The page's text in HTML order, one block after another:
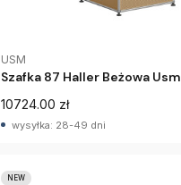
USM
Szafka 87 Haller Beżowa Usm
10724.00 zł
wysyłka: 28-49 dni
NEW